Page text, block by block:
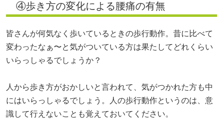
④歩き方の変化による腰痛の有無
皆さんが何気なく歩いているときの歩行動作。昔に比べて
変わったなぁ〜と気がついている方は果たしてどれくらい
いらっしゃるでしょうか？
人から歩き方がおかしいと言われて、 気がつかれた方も中
にはいらっしゃるでしょう。人の歩行動作というのは、意
識して行えないことも覚えておいてください。